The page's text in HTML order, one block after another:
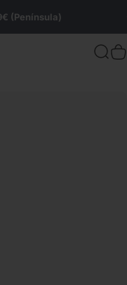
(Península)